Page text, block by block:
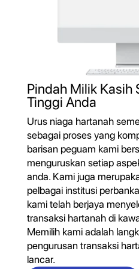
Pindah Milik Kasih
Tinggi Anda
Urus niaga hartanah
sebagai proses yang
barisan peguam kami
menguruskan setiap
anda. Kami juga
pelbagai institusi
kami telah berjaya
transaksi hartanah di
Memilih kami adalah
pengurusan transaksi
lancar.